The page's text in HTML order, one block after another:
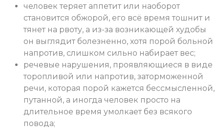
человек теряет аппетит или наоборот
становится обжорой, его всё время тошнит и
тянет на рвоту, а из-за возникающей худобы
он выглядит болезненно, хотя порой больной
напротив, слишком сильно набирает вес;
речевые нарушения, проявляющиеся в виде
торопливой или напротив, заторможенной
речи, которая порой кажется бессмысленной,
путанной, а иногда человек просто на
длительное время умолкает без всякого
повода;